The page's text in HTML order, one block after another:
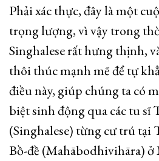
Phải xác thực, đây là một
trọng lượng, vì vậy trong
Singhalese rất hưng thịnh,
thôi thúc mạnh mẽ để tự
điều này, giúp chúng ta có
biệt sinh động qua các tu sĩ
(Singhalese) từng cư trú
Bồ-đề (Mahābodhivihāra)